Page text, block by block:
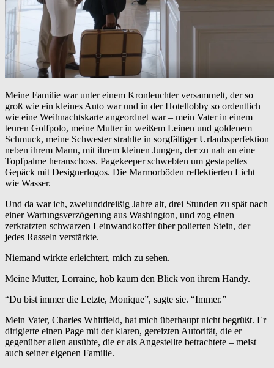
Meine Familie war unter einem Kronleuchter versammelt, der so
groß wie ein kleines Auto war und in der Hotellobby so ordentlich
wie eine Weihnachtskarte angeordnet war – mein Vater in einem
teuren Golfpolo, meine Mutter in weißem Leinen und goldenem
Schmuck, meine Schwester strahlte in sorgfältiger Urlaubsperfektion
neben ihrem Mann, mit ihrem kleinen Jungen, der zu nah an eine
Topfpalme heranschoss. Pagekeeper schwebten um gestapeltes
Gepäck mit Designerlogos. Die Marmorböden reflektierten Licht
wie Wasser.
Und da war ich, zweiunddreißig Jahre alt, drei Stunden zu spät nach
einer Wartungsverzögerung aus Washington, und zog einen
zerkratzten schwarzen Leinwandkoffer über polierten Stein, der
jedes Rasseln verstärkte.
Niemand wirkte erleichtert, mich zu sehen.
Meine Mutter, Lorraine, hob kaum den Blick von ihrem Handy.
“Du bist immer die Letzte, Monique”, sagte sie. “Immer.”
Mein Vater, Charles Whitfield, hat mich überhaupt nicht begrüßt. Er
dirigierte einen Page mit der klaren, gereizten Autorität, die er
gegenüber allen ausübte, die er als Angestellte betrachtete – meist
auch seiner eigenen Familie.